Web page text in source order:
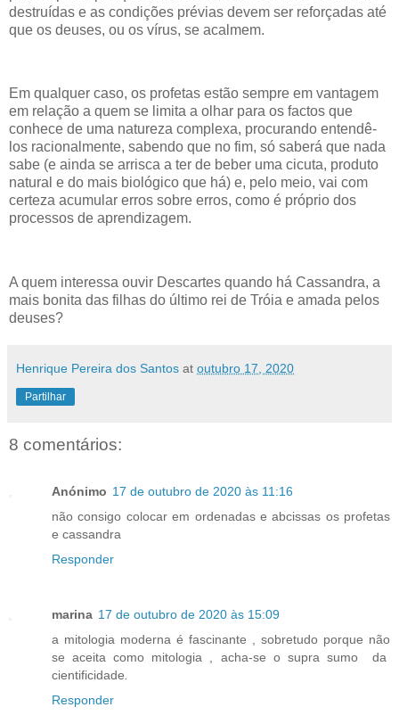
destruídas e as condições prévias devem ser reforçadas até
que os deuses, ou os vírus, se acalmem.
Em qualquer caso, os profetas estão sempre em vantagem
em relação a quem se limita a olhar para os factos que
conhece de uma natureza complexa, procurando entendê-
los racionalmente, sabendo que no fim, só saberá que nada
sabe (e ainda se arrisca a ter de beber uma cicuta, produto
natural e do mais biológico que há) e, pelo meio, vai com
certeza acumular erros sobre erros, como é próprio dos
processos de aprendizagem.
A quem interessa ouvir Descartes quando há Cassandra, a
mais bonita das filhas do último rei de Tróia e amada pelos
deuses?
Henrique Pereira dos Santos at outubro 17, 2020
Partilhar
8 comentários:
Anónimo 17 de outubro de 2020 às 11:16
não consigo colocar em ordenadas e abcissas os profetas
e cassandra
Responder
marina 17 de outubro de 2020 às 15:09
a mitologia moderna é fascinante , sobretudo porque não
se aceita como mitologia , acha-se o supra sumo da
cientificidade
Responder